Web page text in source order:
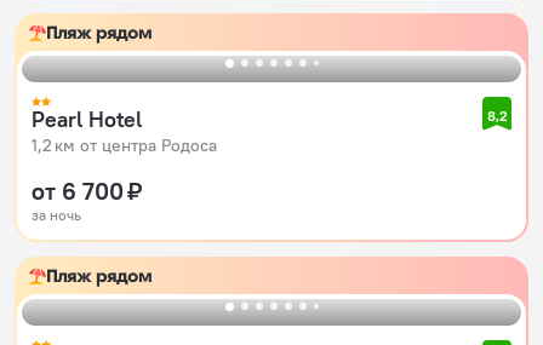
Пляж рядом
Pearl Hotel
1,2 км от центра Родоса
8,2
от 6 700 ₽
за ночь
Пляж рядом